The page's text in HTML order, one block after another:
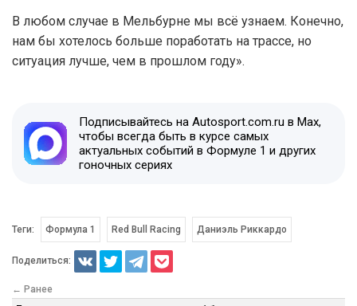
В любом случае в Мельбурне мы всё узнаем. Конечно,
нам бы хотелось больше поработать на трассе, но
ситуация лучше, чем в прошлом году».
Подписывайтесь на Autosport.com.ru в Max,
чтобы всегда быть в курсе самых
актуальных событий в Формуле 1 и других
гоночных сериях
Теги: Формула 1 Red Bull Racing Даниэль Риккардо
Поделиться:
← Ранее